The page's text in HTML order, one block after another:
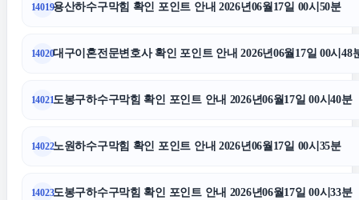
14019용산하수구막힘 확인 포인트 안내 2026년06월17일 00시50분
14020대구이혼전문변호사 확인 포인트 안내 2026년06월17일 00시48
14021도봉구하수구막힘 확인 포인트 안내 2026년06월17일 00시40분
14022노원하수구막힘 확인 포인트 안내 2026년06월17일 00시35분
14023도봉구하수구막힘 확인 포인트 안내 2026년06월17일 00시33분